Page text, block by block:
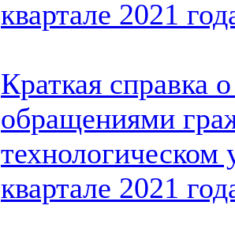
квартале 2021
Краткая справка
обращениями
технологическом
квартале 2021